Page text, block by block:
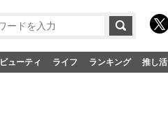
ビューティ ライフ ランキング 推し活